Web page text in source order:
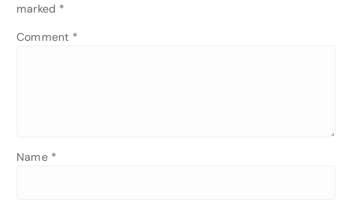
marked *
Comment *
Name *